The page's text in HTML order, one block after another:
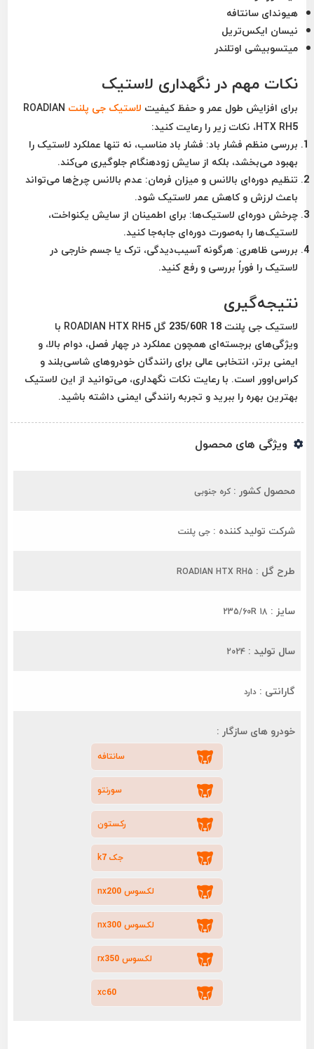
هیوندای سانتافه
نیسان ایکس‌تریل
میتسوبیشی اوتلندر
نکات مهم در نگهداری لاستیک
برای افزایش طول عمر و حفظ کیفیت لاستیک جی پلنت ROADIAN
HTX RH5، نکات زیر را رعایت کنید:
بررسی منظم فشار باد: فشار باد مناسب، نه تنها عملکرد لاستیک را
بهبود می‌بخشد، بلکه از سایش زودهنگام جلوگیری می‌کند.
تنظیم دوره‌ای بالانس و میزان فرمان: عدم بالانس چرخ‌ها می‌تواند
باعث لرزش و کاهش عمر لاستیک شود.
چرخش دوره‌ای لاستیک‌ها: برای اطمینان از سایش یکنواخت،
لاستیک‌ها را به‌صورت دوره‌ای جابه‌جا کنید.
بررسی ظاهری: هرگونه آسیب‌دیدگی، ترک یا جسم خارجی در
لاستیک را فوراً بررسی و رفع کنید.
نتیجه‌گیری
لاستیک جی پلنت 235/60R 18 گل ROADIAN HTX RH5 با
ویژگی‌های برجسته‌ای همچون عملکرد در چهار فصل، دوام بالا، و
ایمنی برتر، انتخابی عالی برای رانندگان خودروهای شاسی‌بلند و
کراس‌اوور است. با رعایت نکات نگهداری، می‌توانید از این لاستیک
بهترین بهره را ببرید و تجربه رانندگی ایمنی داشته باشید.
ویژگی های محصول
محصول کشور : کره جنوبی
شرکت تولید کننده : جی پلنت
طرح گل : ROADIAN HTX RH5
سایز : 235/60R 18
سال تولید : 2024
گارانتی : دارد
خودرو های سازگار :
سانتافه
سورنتو
رکستون
جک k7
لکسوس nx200
لکسوس nx300
لکسوس rx350
xc60